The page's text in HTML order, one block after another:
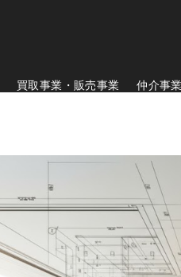
買取事業・販売事業 仲介事業